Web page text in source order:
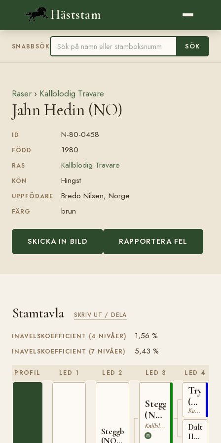
Häststam
SNABBSÖK SÖK
Raser › Kallblodig Travare
Jahn Hedin (NO)
ID N-80-0458
FÖDD 1980
RAS Kallblodig Travare
KÖN Hingst
UPPFÖDARE Bredo Nilsen, Norge
FÄRG brun
SKICKA IN BILD RAPPORTERA FEL
Stamtavla SKRIV UT / DELA
INAVELSKOEFFICIENT (4 NIVÅER) 1,56 %
INAVELSKOEFFICIENT (7 NIVÅER) 5,43 %
PROFIL LED 1 LED 2
Steggbest
(NO)
LED 3
Stegg
(NO)
T-
169
Kallblodig Travare
LED 4
Trygve
(NO)
T-
66
Kallblodig Travare
Dalterna
II